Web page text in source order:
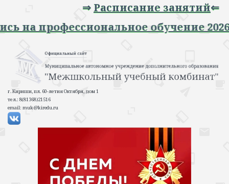
⇒Расписание занятий⇐
на профессиональное обучение
г. Кириши, пл. 60-летия Октября, дом 1
тел.: 8(81368)21516
email: muk@kiredu.ru